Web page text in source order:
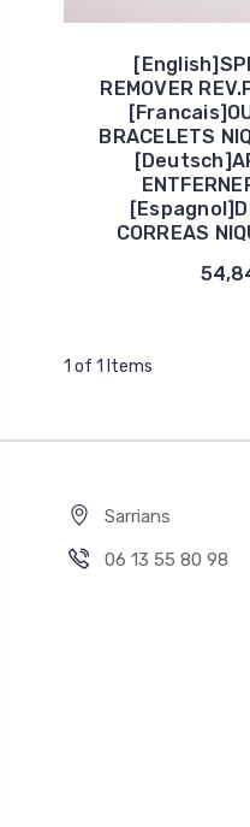
REMOVER
BRACELETS
CORREAS
1 of 1 Items
Sarrians
06 13 55 80 98